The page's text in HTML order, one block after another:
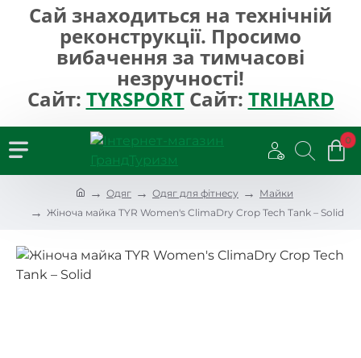
Сай знаходиться на технічній
реконструкції. Просимо
вибачення за тимчасові
незручності!
Сайт: TYRSPORTСайт: TRIHARD
0
Одяг Одяг для фітнесу
Майки
Жіноча майка TYR Women's ClimaDry Crop Tech Tank – Solid